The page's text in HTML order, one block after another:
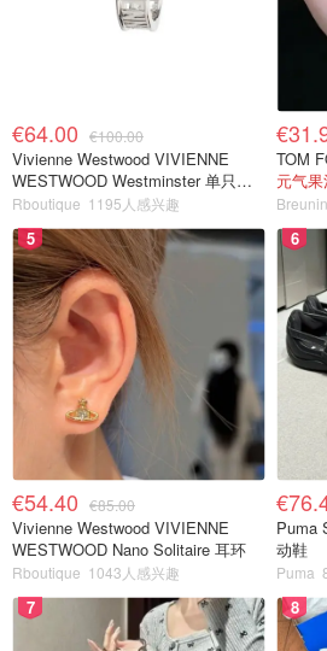
€64.00 €100.00
Vivienne Westwood VIVIENNE
WESTWOOD Westminster 单只耳
环
Rboutique 1195人感兴趣
元气
5
€54.40 €85.00
Vivienne Westwood VIVIENNE
WESTWOOD Nano Solitaire 耳环
Rboutique 1043人感兴趣
6
Puma
动鞋
Puma
7 8